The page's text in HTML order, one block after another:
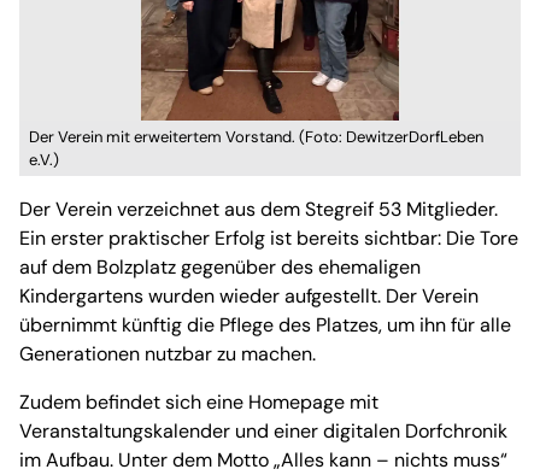
Der Verein mit erweitertem Vorstand. (Foto: DewitzerDorfLeben
e.V.)
Der Verein verzeichnet aus dem Stegreif 53 Mitglieder.
Ein erster praktischer Erfolg ist bereits sichtbar: Die Tore
auf dem Bolzplatz gegenüber des ehemaligen
Kindergartens wurden wieder aufgestellt. Der Verein
übernimmt künftig die Pflege des Platzes, um ihn für alle
Generationen nutzbar zu machen.
Zudem befindet sich eine Homepage mit
Veranstaltungskalender und einer digitalen Dorfchronik
im Aufbau. Unter dem Motto „Alles kann – nichts muss“